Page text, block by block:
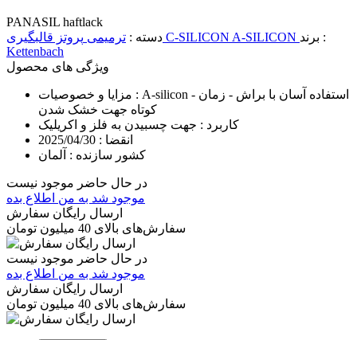
PANASIL haftlack
دسته : ترمیمی پروتز C-SILICON A-SILICON
برند :
Kettenbach
ویژگی های محصول
مزایا و خصوصیات : A-silicon - استفاده آسان با براش - زمان
کوتاه جهت خشک شدن
کاربرد : جهت چسبیدن به فلز و اکریلیک
انقضا : 2025/04/30
کشور سازنده : آلمان
در حال حاضر موجود نیست
موجود شد به من اطلاع بده
ارسال رایگان سفارش
سفارش‌های بالای 40 میلیون تومان
در حال حاضر موجود نیست
موجود شد به من اطلاع بده
ارسال رایگان سفارش
سفارش‌های بالای 40 میلیون تومان